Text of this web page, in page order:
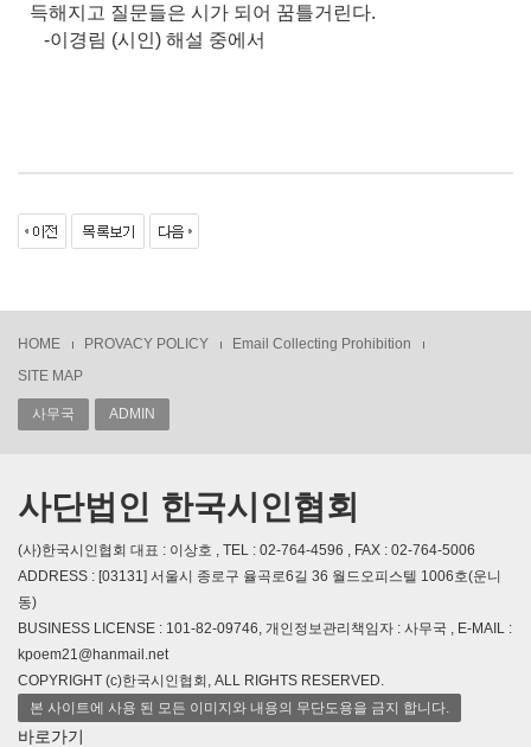
득해지고 질문들은 시가 되어 꿈틀거린다.
-이경림 (시인) 해설 중에서
HOME PROVACY POLICY
Email Collecting Prohibition
SITE MAP
사무국 ADMIN
사단법인 한국시인협회
(사)한국시인협회 대표 : 이상호 , TEL : 02-764-4596 , FAX : 02-764-5006
ADDRESS : [03131] 서울시 종로구 율곡로6길 36 월드오피스텔 1006호(운니
동)
BUSINESS LICENSE : 101-82-09746, 개인정보관리책임자 : 사무국 , E-MAIL :
kpoem21@hanmail.net
COPYRIGHT (c)한국시인협회, ALL RIGHTS RESERVED.
본 사이트에 사용 된 모든 이미지와 내용의 무단도용을 금지 합니다.
바로가기